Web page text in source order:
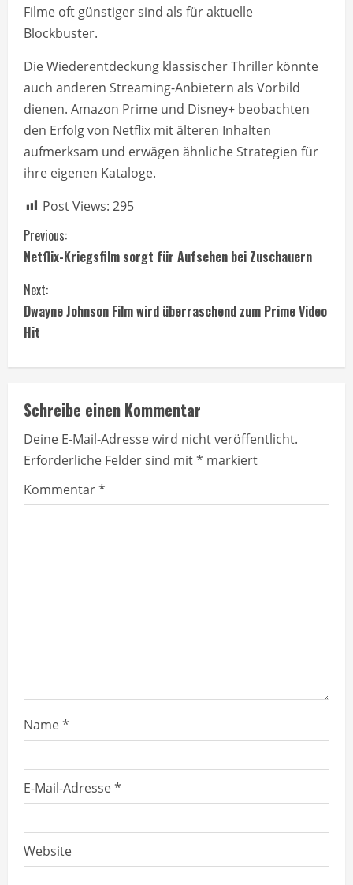
Filme oft günstiger sind als für aktuelle
Blockbuster.
Die Wiederentdeckung klassischer Thriller könnte
auch anderen Streaming-Anbietern als Vorbild
dienen. Amazon Prime und Disney+ beobachten
den Erfolg von Netflix mit älteren Inhalten
aufmerksam und erwägen ähnliche Strategien für
ihre eigenen Kataloge.
Post Views: 295
C
o
n
t
i
n
u
e
R
g
Previous:
Netflix-Kriegsfilm sorgt für Aufsehen bei Zuschauern
Next:
Dwayne Johnson Film wird überraschend zum Prime Video
Hit
Schreibe einen Kommentar
Deine E-Mail-Adresse wird nicht veröffentlicht.
Erforderliche Felder sind mit* markiert
Kommentar*
Name*
E-Mail-Adresse*
Website